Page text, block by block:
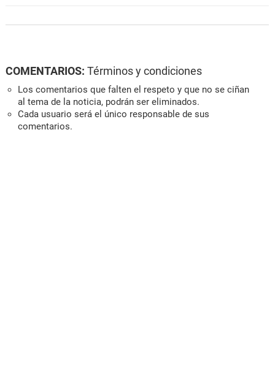
COMENTARIOS: Términos y condiciones
Los comentarios que falten el respeto y que no se ciñan
al tema de la noticia, podrán ser eliminados.
Cada usuario será el único responsable de sus
comentarios.